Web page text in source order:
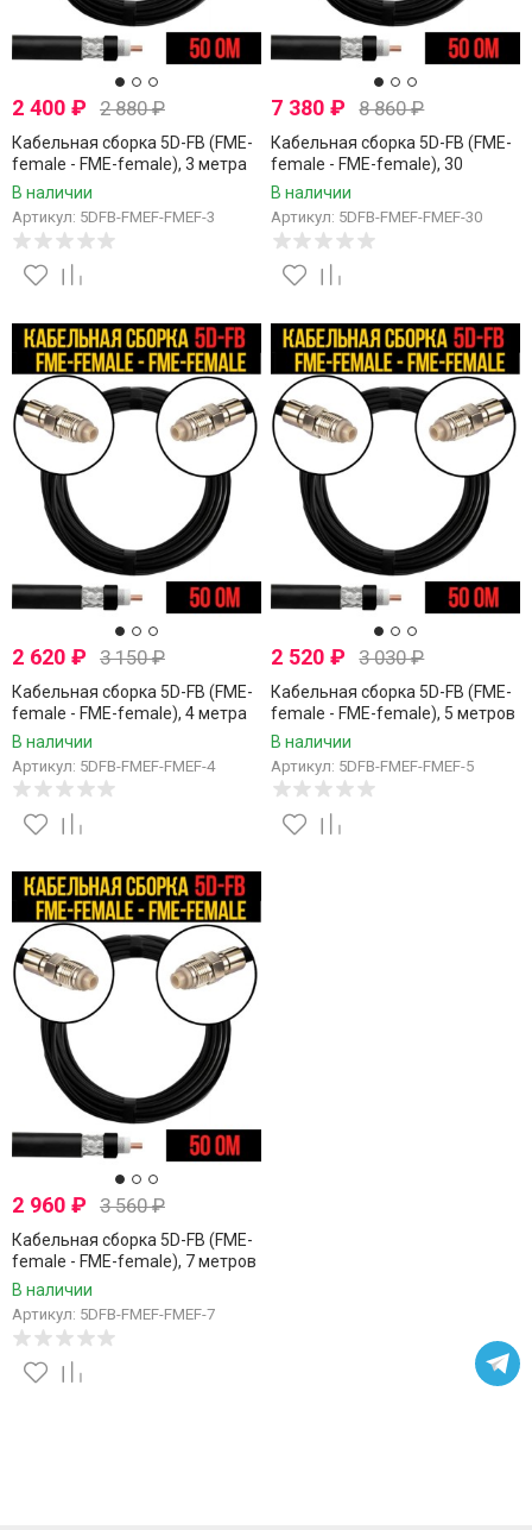
2 400 ₽ 2 880₽
Кабельная сборка 5D-FB (FME-
female - FME-female), 3 метра
В наличии
Артикул: 5DFB-FMEF-FMEF-3
7 380₽ 8 860₽
Кабельная сборка 5D-FB (FME-
female - FME-female), 30
метров
В наличии
Артикул: 5DFB-FMEF-FMEF-30
2 620 ₽ 3 150₽
Кабельная сборка 5D-FB (FME-
female - FME-female), 4 метра
В наличии
Артикул: 5DFB-FMEF-FMEF-4
2 520₽ 3 030₽
Кабельная сборка 5D-FB (FME-
female - FME-female), 5 метров
В наличии
Артикул: 5DFB-FMEF-FMEF-5
2 960 ₽ 3 560₽
Кабельная сборка 5D-FB (FME-
female - FME-female), 7 метров
В наличии
Артикул: 5DFB-FMEF-FMEF-7